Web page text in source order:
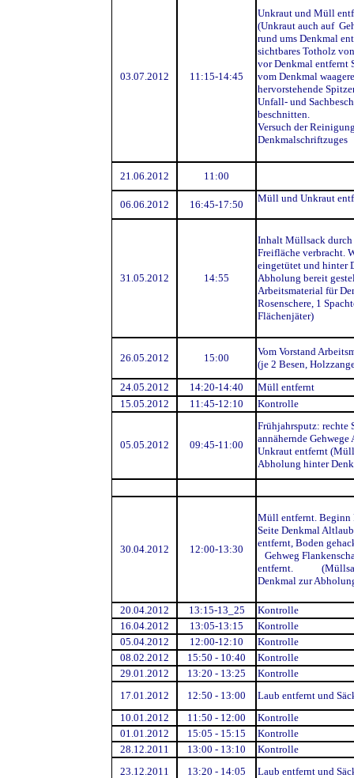
03.07.2012 11:15-14:45
Unkraut und Müll
(Unkraut auch auf
rund ums Denkmal
sichtbares Totholz
vor Denkmal entfernt
vom Denkmal
hervorstehende
Unfall- und
beschnitten.
Versuch der
Denkmalschriftzuges
21.06.2012 11:00
06.06.2012 16:45-17:50
Müll und Unkraut
31.05.2012 14:55
Inhalt Müllsack durch
Freifläche verbracht.
eingetütet und hinter
Abholung bereit
Arbeitsmaterial für
Rosenschere, 1
Flächenjäter)
26.05.2012 15:00
Vom Vorstand
(je 2 Besen,
24.05.2012
14:20-14:40
Müll entfernt
15.05.2012
11:45-12:10 Kontrolle
05.05.2012 09:45-11:00
Frühjahrsputz: rechte
annähernde
Unkraut entfernt
Abholung hinter
30.04.2012 12:00-13:30
Müll entfernt. Beginn
Seite Denkmal
entfernt, Boden
Gehweg
entfernt.
Denkmal zur
20.04.2012 13:15-13_25
Kontrolle
16.04.2012
13:05-13:15
Kontrolle
05.04.2012
12:00-12:10
Kontrolle
08.02.2012
15:50 - 10:40
Kontrolle
29.01.2012
13:20 - 13:25
Kontrolle
17.01.2012
12:50 - 13:00
Laub entfernt und
10.01.2012
11:50 - 12:00
Kontrolle
01.01.2012
15:05 - 15:15
Kontrolle
28.12.2011
13:00 - 13:10
Kontrolle
23.12.2011
13:20 - 14:05
Laub entfernt und